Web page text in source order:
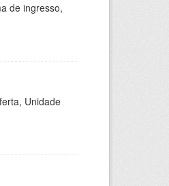
de ingresso,
Unidade